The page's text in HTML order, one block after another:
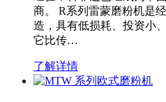
商。 R系列雷蒙磨粉机是
造，具有低损耗、投资小
它比传…
了解详情